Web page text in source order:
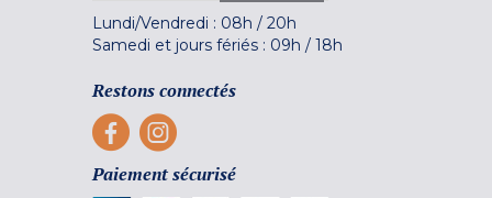
Lundi/Vendredi : 08h / 20h
Samedi et jours fériés : 09h / 18h
Restons connectés
Paiement sécurisé